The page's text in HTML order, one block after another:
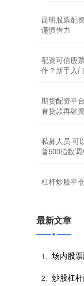
昆明股票配
谨慎借力
配资可信股
作？新手入
期货配资平
睿贷款再融资
私募人员 可
普500指数调
杠杆炒股平
最新文章
1、 场内股
2、 炒股杠